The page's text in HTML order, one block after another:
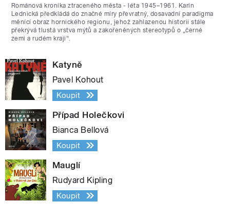
Románová kronika ztraceného města - léta 1945–1961. Karin
Lednická předkládá do značné míry převratný, dosavadní paradigma
měnící obraz hornického regionu, jehož zahlazenou historii stále
překrývá tlustá vrstva mýtů a zakořeněných stereotypů o „černé
zemi a rudém kraji“.
Katyně
Pavel Kohout
Koupit
Případ Holečkovi
Bianca Bellová
Koupit
Mauglí
Rudyard Kipling
Koupit